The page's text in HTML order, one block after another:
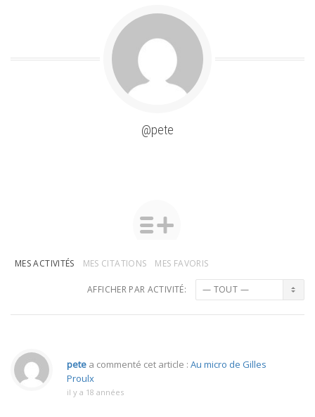
@pete
MES ACTIVITÉS MES CITATIONS MES FAVORIS
AFFICHER PAR ACTIVITÉ:
pete a commenté cet article : Au micro de Gilles
Proulx
il y a 18 années